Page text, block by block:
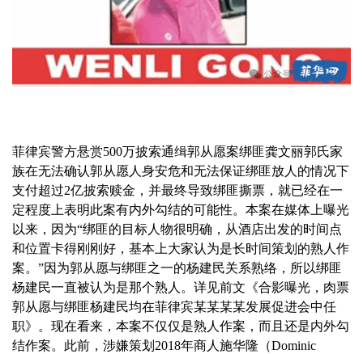
菲律宾警方悬赏500万披索通缉郭从愿案绑匪龚文丽郭氏家
族在无法确认郭从愿人身安危和无法保证绑匪放人的情况下
支付超过2亿披索赎金，并最终导致绑匪撕票，就已经在一
定程度上表明此案有内外勾结的可能性。本案在媒体上曝光
以来，因为“绑匪的目标人物很明确，从酒店出发的时间点
和位置卡得刚刚好，基本上大家认为是长时间策划的熟人作
案。”因为郭从愿与绑匪之一的杨建民关系熟络，所以绑匪
杨建民一直被认为是那个熟人。详见前文《合影曝光，肉票
郭从愿与绑匪杨建民均在菲律宾某某某某发展促进会中任
职》。现在看来，本案不仅仅是熟人作案，而且还是内外勾
结作案。此前，涉嫌策划2018年商人施华隆（Dominic